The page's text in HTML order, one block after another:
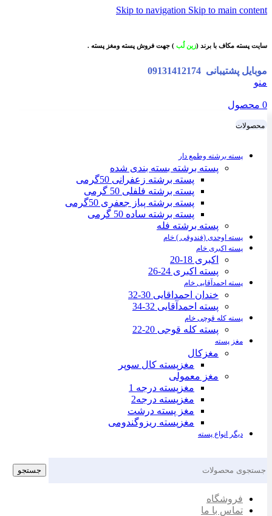
Skip to navigation Skip to main content
سایت پسته مکاف با برند (زین لُب ) جهت فروش پسته ومغز پسته .
موبایل پشتیبانی
منو
0 محصول
محصولات
پسته برشته وطمع دار
پسته برشته بسته بندی شده
پسته برشته زعفرانی 50گرمی
پسته برشته فلفلی 50 گرمی
پسته برشته پیاز جعفری 50گرمی
پسته برشته ساده 50 گرمی
پسته برشته فله
پسته اوحدی (فندوقی ) خام
پسته اکبری خام
اکبری 18-20
پسته اکبری 24-26
پسته احمدآقایی خام
خندان احمداقایی 30-32
پسته احمدآقایی 32-34
پسته کله قوچی خام
پسته کله قوجی 20-22
مغز پسته
مغزکال
مغزپسته کال سوپر
مغز معمولی
مغزپسته درجه 1
مغزپسته درجه2
مغز پسته درشت
مغزپسته ریزوگندومی
دیگر انواع پسته
جستجو
فروشگاه
تماس با ما